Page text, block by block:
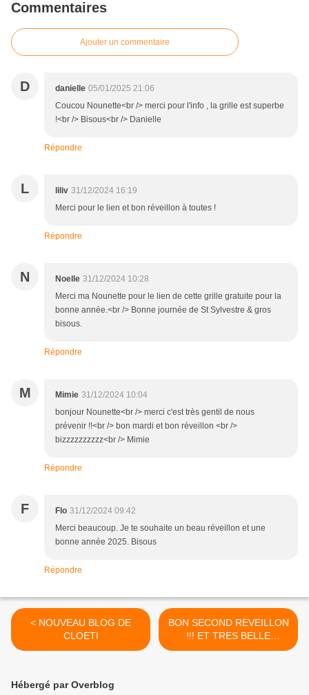
Commentaires
Ajouter un commentaire
D danielle 05/01/2025 21:06
Coucou Nounette<br /> merci pour l'info , la grille est superbe
!<br /> Bisous<br /> Danielle
Répondre
L liliv 31/12/2024 16:19
Merci pour le lien et bon réveillon à toutes !
Répondre
N Noelle 31/12/2024 10:28
Merci ma Nounette pour le lien de cette grille gratuite pour la
bonne année.<br /> Bonne journée de St Sylvestre & gros
bisous.
Répondre
M Mimie 31/12/2024 10:04
bonjour Nounette<br /> merci c'est très gentil de nous
prévenir !!<br /> bon mardi et bon réveillon <br />
bizzzzzzzzzz<br /> Mimie
Répondre
F Flo 31/12/2024 09:42
Merci beaucoup. Je te souhaite un beau réveillon et une
bonne année 2025. Bisous
Répondre
< NOUVEAU BLOG DE
CLOETI
BON SECOND REVEILLON
!!! ET TRES BELLE
NOUVELLE ANNEE >
Hébergé par Overblog